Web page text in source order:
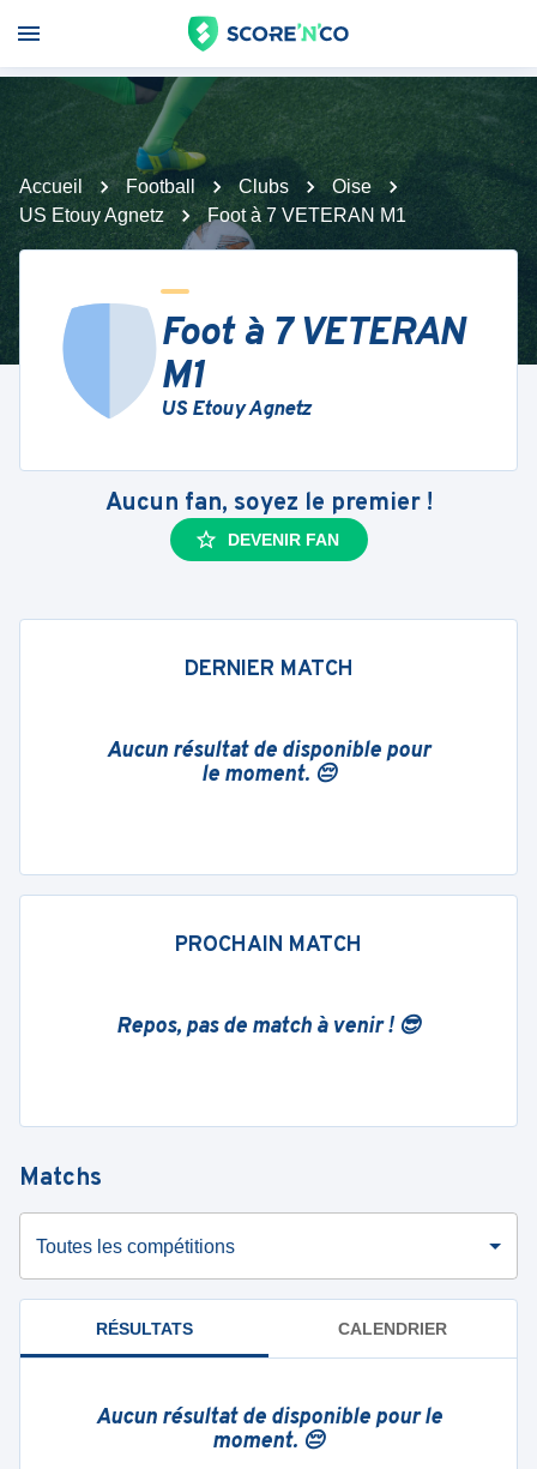
Accueil Football Clubs
Oise
US Etouy Agnetz
Foot à 7 VETERAN M1
Foot à 7 VETERAN
M1
US Etouy Agnetz
Aucun fan, soyez le premier !
DEVENIR FAN
DERNIER MATCH
Aucun résultat de disponible pour
le moment. 😔
PROCHAIN MATCH
Repos, pas de match à venir ! 😎
Matchs
Toutes les compétitions
RÉSULTATS CALENDRIER
Aucun résultat de disponible pour le
moment. 😔